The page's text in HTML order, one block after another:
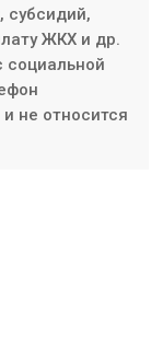
субсидий,
ЖКХ и др.
социальной
не относится